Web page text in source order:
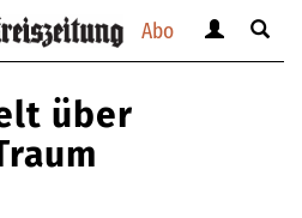
Abo
anzeigen
Suche
über